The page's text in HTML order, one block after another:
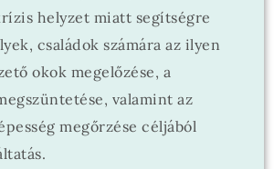
helyzet miatt segítségre
családok számára az ilyen
okok megelőzése, a
valamint az
megőrzése céljából